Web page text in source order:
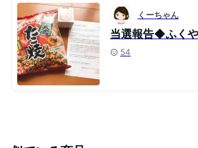
くーちゃん
当選報告◆ふくや
54